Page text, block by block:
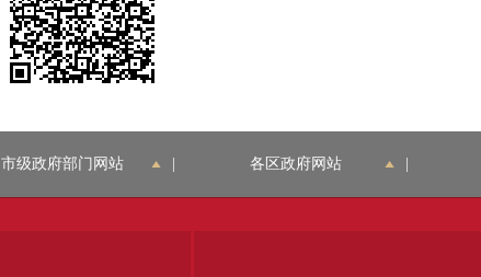
市级政府部门网站 各区政府网站